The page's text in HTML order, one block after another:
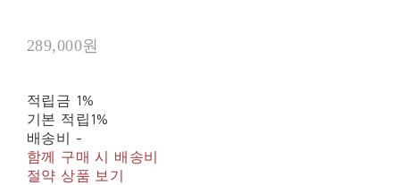
289,000원
적립금 1%
기본 적립1%
배송비 -
함께 구매 시 배송비
절약 상품 보기